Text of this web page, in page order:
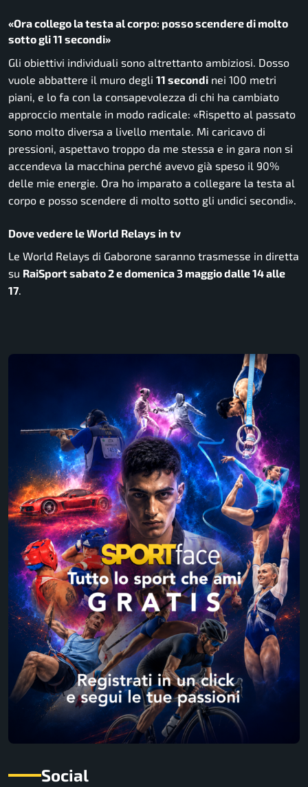
«Ora collego la testa al corpo: posso scendere di molto
sotto gli 11 secondi»
Gli obiettivi individuali sono altrettanto ambiziosi. Dosso
vuole abbattere il muro degli 11 secondi nei 100 metri
piani, e lo fa con la consapevolezza di chi ha cambiato
approccio mentale in modo radicale: «Rispetto al passato
sono molto diversa a livello mentale. Mi caricavo di
pressioni, aspettavo troppo da me stessa e in gara non si
accendeva la macchina perché avevo già speso il 90%
delle mie energie. Ora ho imparato a collegare la testa al
corpo e posso scendere di molto sotto gli undici secondi».
Dove vedere le World Relays in tv
Le World Relays di Gaborone saranno trasmesse in diretta
su RaiSport sabato 2 e domenica 3 maggio dalle 14 alle
17.
Social